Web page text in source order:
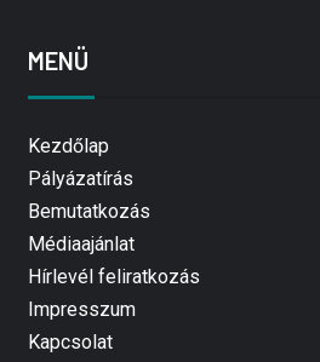
MENÜ
Kezdőlap
Pályázatírás
Bemutatkozás
Médiaajánlat
Hírlevél feliratkozás
Impresszum
Kapcsolat